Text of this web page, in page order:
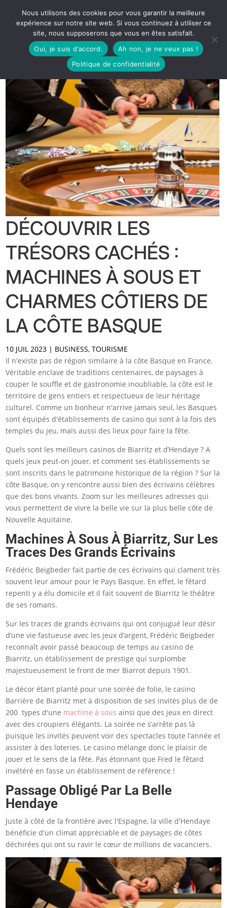
DÉCOUVRIR LES
TRÉSORS CACHÉS :
MACHINES À SOUS ET
CHARMES CÔTIERS DE
LA CÔTE BASQUE
10 JUIL 2023 | BUSINESS,TOURISME
Il n'existe pas de région similaire à la côte Basque en France.
Véritable enclave de traditions centenaires, de paysages à
couper le souffle et de gastronomie inoubliable, la côte est le
territoire de gens entiers et respectueux de leur héritage
culturel. Comme un bonheur n'arrive jamais seul, les Basques
sont équipés d'établissements de casino qui sont à la fois des
temples du jeu, mais aussi des lieux pour faire la fête.
Quels sont les meilleurs casinos de Biarritz et d’Hendaye ? A
quels jeux peut-on jouer, et comment ses établissements se
sont inscrits dans le patrimoine historique de la région ? Sur la
côte Basque, on y rencontre aussi bien des écrivains célèbres
que des bons vivants. Zoom sur les meilleures adresses qui
vous permettent de vivre la belle vie sur la plus belle côte de
Nouvelle Aquitaine.
Machines À Sous À Biarritz, Sur Les
Traces Des Grands Écrivains
Frédéric Beigbeder fait partie de ces écrivains qui clament très
souvent leur amour pour le Pays Basque. En effet, le fêtard
repenti y a élu domicile et il fait souvent de Biarritz le théâtre
de ses romans.
Sur les traces de grands écrivains qui ont conjugué leur désir
d’une vie fastueuse avec les jeux d’argent, Frédéric Beigbeder
reconnaît avoir passé beaucoup de temps au casino de
Biarritz, un établissement de prestige qui surplombe
majestueusement le front de mer Biarrot depuis 1901.
Le décor étant planté pour une soirée de folie, le casino
Barrière de Biarritz met à disposition de ses invités plus de de
200 types d'une machine à sous ainsi que des jeux en direct
avec des croupiers élégants. La soirée ne s’arrête pas là
puisque les invités peuvent voir des spectacles toute l’année et
assister à des loteries. Le casino mélange donc le plaisir de
jouer et le sens de la fête. Pas étonnant que Fred le fêtard
invétéré en fasse un établissement de référence !
Passage Obligé Par La Belle
Hendaye
Juste à côté de la frontière avec l'Espagne, la ville d'Hendaye
bénéficie d'un climat appréciable et de paysages de côtes
déchirées qui ont su ravir le cœur de millions de vacanciers.
Nous utilisons des cookies pour vous garantir la meilleure
expérience sur notre site web. Si vous continuez à utiliser ce
site, nous supposerons que vous en êtes satisfait.
Oui, je suis d'accord.
Ah non, je ne veux pas !
Politique de confidentialité